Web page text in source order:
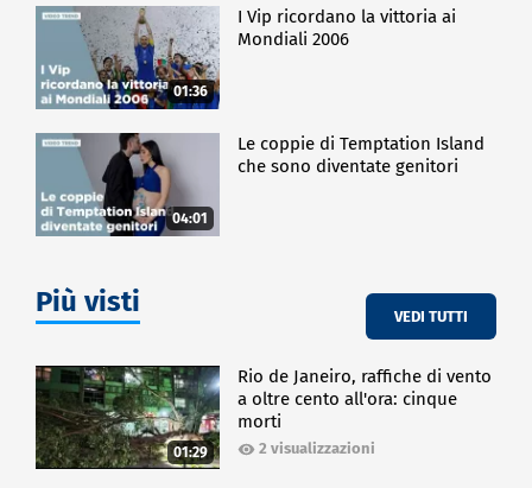
01:36
I Vip ricordano la vittoria ai
Mondiali 2006
04:01
Le coppie di Temptation Island
che sono diventate genitori
Più visti VEDI TUTTI
01:29
Rio de Janeiro, raffiche di vento
a oltre cento all'ora: cinque
morti
2 visualizzazioni